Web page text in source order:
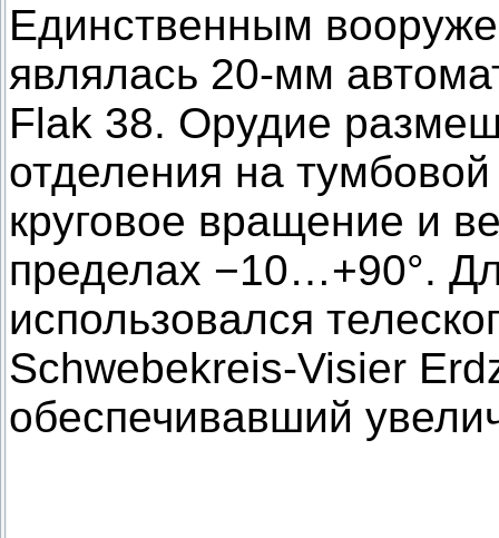
Единственным
являлась 20-мм
Flak 38. Орудие
отделения на
круговое вращение и
пределах −10…+90°.
использовался
Schwebekreis-Visier
обеспечивавший